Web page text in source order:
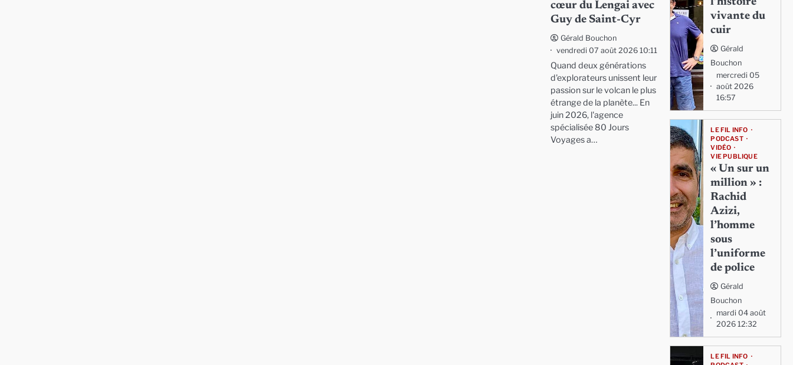
cœur du Lengai avec
Guy de Saint-Cyr
Gérald Bouchon
vendredi 07 août 2026 10:11
Quand deux générations
d'explorateurs unissent leur
passion sur le volcan le plus
étrange de la planète... En
juin 2026, l'agence
spécialisée 80 Jours
Voyages a…
vivante du
cuir
Gérald
Bouchon
mercredi 05
août 2026
16:57
LE FIL INFO
PODCAST
VIDÉO
VIE PUBLIQUE
« Un sur un
million » :
Rachid
Azizi,
l’homme
sous
l’uniforme
de police
Gérald
Bouchon
mardi 04 août
2026 12:32
LE FIL INFO